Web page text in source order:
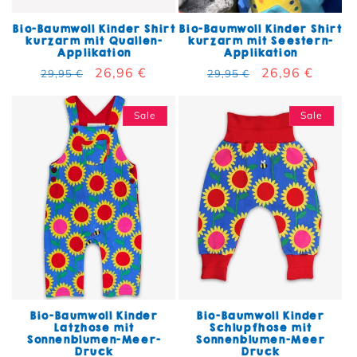
Bio-Baumwoll Kinder Shirt
kurzarm mit Quallen-
Applikation
Normaler Preis
29,95 € Verkaufspreis
26,96 €
Bio-Baumwoll Kinder Shirt
kurzarm mit Seestern-
Applikation
Normaler Preis
29,95 € Verkaufspreis
26,96 €
Sale
Bio-Baumwoll Kinder
Latzhose mit
Sonnenblumen-Meer-
Druck
Sale
Bio-Baumwoll Kinder
Schlupfhose mit
Sonnenblumen-Meer
Druck